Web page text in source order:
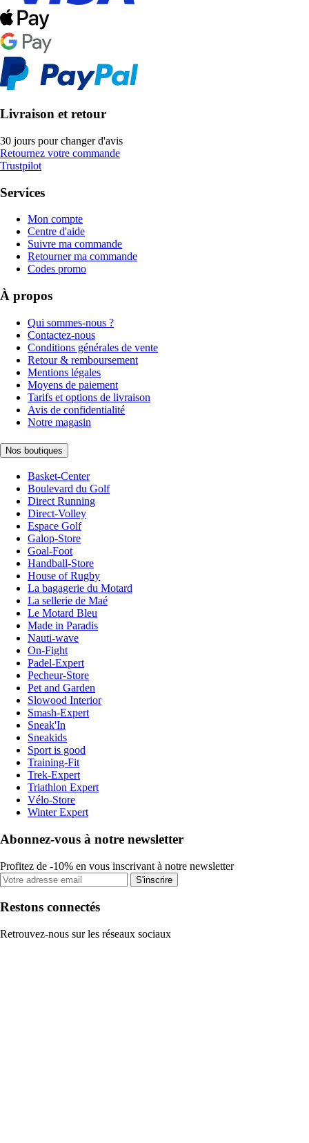
Livraison et retour
30 jours pour changer d'avis
Retournez votre commande
Trustpilot
Services
Mon compte
Centre d'aide
Suivre ma commande
Retourner ma commande
Codes promo
À propos
Qui sommes-nous ?
Contactez-nous
Conditions générales de vente
Retour & remboursement
Mentions légales
Moyens de paiement
Tarifs et options de livraison
Avis de confidentialité
Notre magasin
Nos boutiques
Basket-Center
Boulevard du Golf
Direct Running
Direct-Volley
Espace Golf
Galop-Store
Goal-Foot
Handball-Store
House of Rugby
La bagagerie du Motard
La sellerie de Maé
Le Motard Bleu
Made in Paradis
Nauti-wave
On-Fight
Padel-Expert
Pecheur-Store
Pet and Garden
Slowood Interior
Smash-Expert
Sneak'In
Sneakids
Sport is good
Training-Fit
Trek-Expert
Triathlon Expert
Vélo-Store
Winter Expert
Abonnez-vous à notre newsletter
Profitez de -10% en vous inscrivant à notre newsletter
S'inscrire
Restons connectés
Retrouvez-nous sur les réseaux sociaux